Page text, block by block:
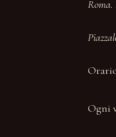
Roma.
Ogni